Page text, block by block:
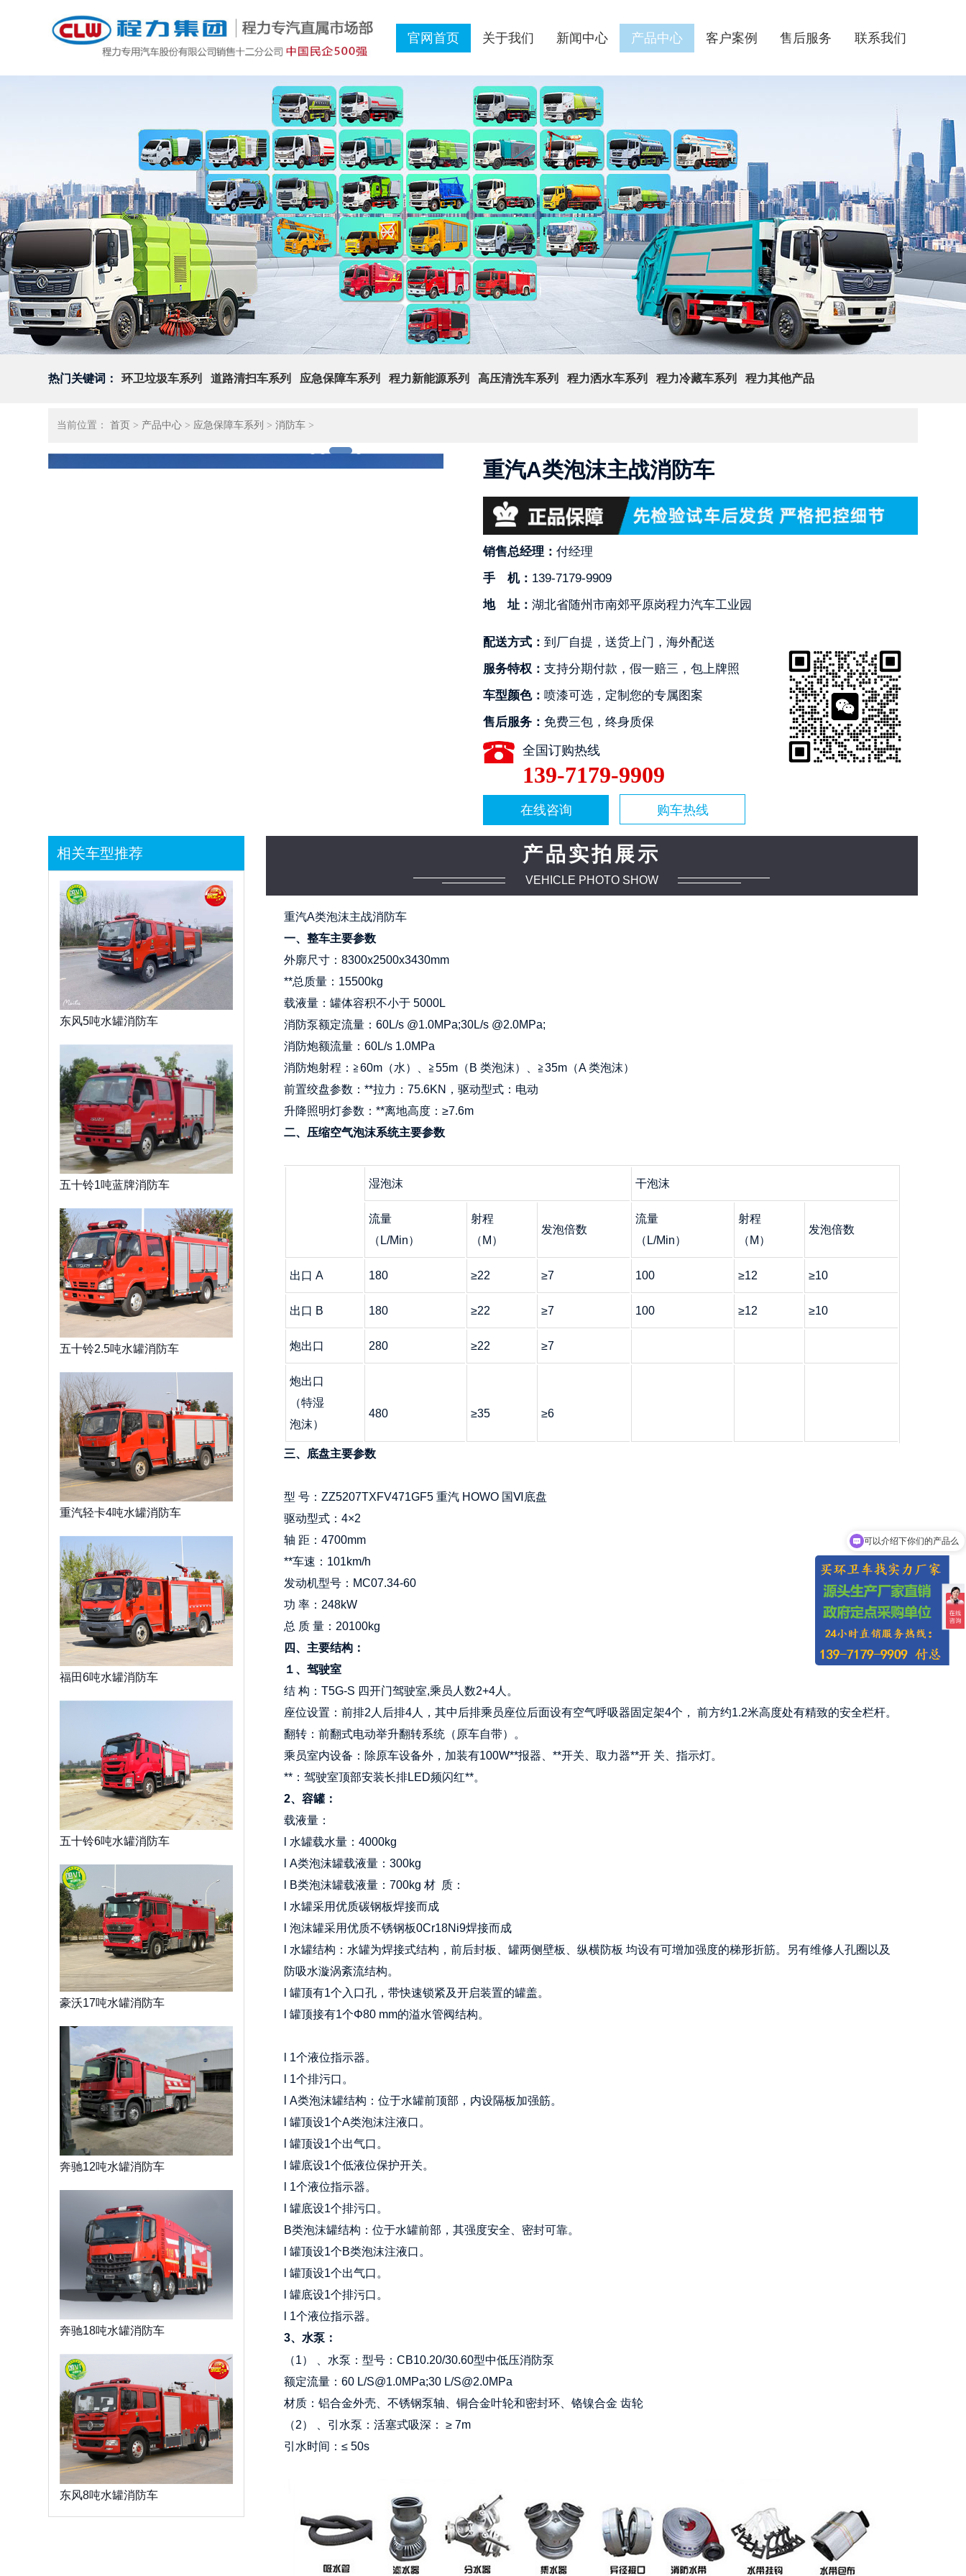
官网首页 关于我们 新闻中心 产品中心 客户案例 售后服务 联系我们
热门关键词： 环卫垃圾车系列 道路清扫车系列 应急保障车系列 程力新能源系列 高压清洗车系列 程力洒水车系列 程力冷藏车系列 程力其他产品
当前位置：首页 > 产品中心 > 应急保障车系列 >消防车 >
重汽A类泡沫主战消防车
销售总经理： 付经理
手 机： 139-7179-9909
地 址： 湖北省随州市南郊平原岗程力汽车工业园
配送方式： 到厂自提，送货上门，海外配送
服务特权： 支持分期付款，假一赔三，包上牌照
车型颜色： 喷漆可选，定制您的专属图案
售后服务： 免费三包，终身质保
在线咨询 购车热线
全国订购热线
139-7179-9909
相关车型推荐
东风5吨水罐消防车
五十铃1吨蓝牌消防车
五十铃2.5吨水罐消防车
重汽轻卡4吨水罐消防车
福田6吨水罐消防车
五十铃6吨水罐消防车
豪沃17吨水罐消防车
奔驰12吨水罐消防车
奔驰18吨水罐消防车
东风8吨水罐消防车
产品实拍展示
VEHICLE PHOTO SHOW
重汽A类泡沫主战消防车
一、整车主要参数
外廓尺寸：8300x2500x3430mm
**总质量：15500kg
载液量：罐体容积不小于 5000L
消防泵额定流量：60L/s @1.0MPa;30L/s @2.0MPa;
消防炮额流量：60L/s 1.0MPa
消防炮射程：≧60m（水）、≧55m（B 类泡沫）、≧35m（A 类泡沫）
前置绞盘参数：**拉力：75.6KN，驱动型式：电动
升降照明灯参数：**离地高度：≥7.6m
二、压缩空气泡沫系统主要参数
湿泡沫 干泡沫
流量
（L/Min）
射程
（M）
发泡倍数
流量
（L/Min）
射程
（M）
发泡倍数
出口 A 180 ≥22 ≥7 100 ≥12 ≥10
出口 B 180 ≥22 ≥7 100 ≥12 ≥10
炮出口 280 ≥22 ≥7
炮出口
（特湿
泡沫）
480 ≥35 ≥6
三、 底盘主要参数
型 号：ZZ5207TXFV471GF5 重汽 HOWO 国Ⅵ底盘
驱动型式：4×2
轴 距：4700mm
**车速：101km/h
发动机型号：MC07.34-60
功 率：248kW
总 质 量：20100kg
四、主要结构：
１、驾驶室
结 构：T5G-S 四开门驾驶室,乘员人数2+4人。
座位设置：前排2人后排4人，其中后排乘员座位后面设有空气呼吸器固定架4个， 前方约1.2米高度处有精致的安全栏杆。
翻转：前翻式电动举升翻转系统（原车自带）。
乘员室内设备：除原车设备外，加装有100W**报器、**开关、取力器**开 关、指示灯。
**：驾驶室顶部安装长排LED频闪红**。
2、容罐：
载液量：
l 水罐载水量：4000kg
l A类泡沫罐载液量：300kg
l B类泡沫罐载液量：700kg 材 质：
l 水罐采用优质碳钢板焊接而成
l 泡沫罐采用优质不锈钢板0Cr18Ni9焊接而成
l 水罐结构：水罐为焊接式结构，前后封板、罐两侧壁板、纵横防板 均设有可增加强度的梯形折筋。另有维修人孔圈以及
防吸水漩涡紊流结构。
l 罐顶有1个入口孔，带快速锁紧及开启装置的罐盖。
l 罐顶接有1个Φ80 mm的溢水管阀结构。
l 1个液位指示器。
l 1个排污口。
l A类泡沫罐结构：位于水罐前顶部，内设隔板加强筋。
l 罐顶设1个A类泡沫注液口。
l 罐顶设1个出气口。
l 罐底设1个低液位保护开关。
l 1个液位指示器。
l 罐底设1个排污口。
B类泡沫罐结构：位于水罐前部，其强度安全、密封可靠。
l 罐顶设1个B类泡沫注液口。
l 罐顶设1个出气口。
l 罐底设1个排污口。
l 1个液位指示器。
3、水泵：
（1） 、水泵：型号：CB10.20/30.60型中低压消防泵
额定流量：60 L/S@1.0MPa;30 L/S@2.0MPa
材质：铝合金外壳、不锈钢泵轴、铜合金叶轮和密封环、铬镍合金 齿轮
（2） 、引水泵：活塞式吸深： ≥ 7m
引水时间：≤ 50s
可以介绍下你们的产品么